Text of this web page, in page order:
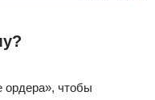
ордера», чтобы